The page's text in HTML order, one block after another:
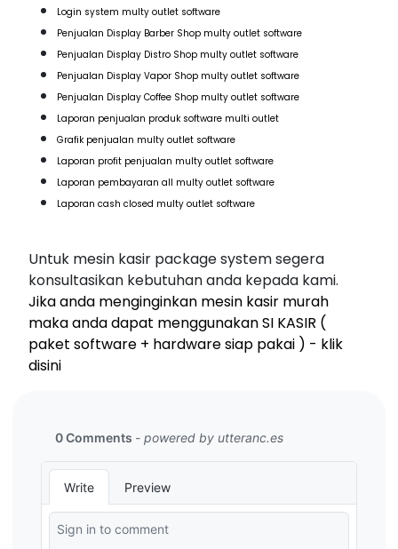
Login system multy outlet software
Penjualan Display Barber Shop multy outlet software
Penjualan Display Distro Shop multy outlet software
Penjualan Display Vapor Shop multy outlet software
Penjualan Display Coffee Shop multy outlet software
Laporan penjualan produk software multi outlet
Grafik penjualan multy outlet software
Laporan profit penjualan multy outlet software
Laporan pembayaran all multy outlet software
Laporan cash closed multy outlet software
Untuk mesin kasir package system segera
konsultasikan kebutuhan anda kepada kami.
Jika anda menginginkan mesin kasir murah
maka anda dapat menggunakan SI KASIR (
paket software + hardware siap pakai ) - klik
disini